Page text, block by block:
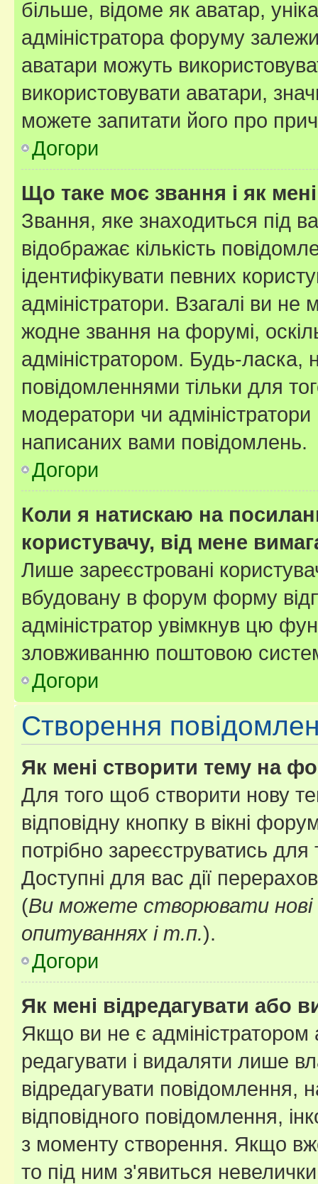
більше, відоме як аватар,
адміністратора форуму
аватари можуть
використовувати аватари,
можете запитати його про
Догори
Що таке моє звання і як
Звання, яке знаходиться під
відображає кількість
ідентифікувати певних
адміністратори. Взагалі ви
жодне звання на форумі,
адміністратором. Будь-
повідомленнями тільки для
модератори чи
написаних вами повідомлень.
Догори
Коли я натискаю на
користувачу, від мене
Лише зареєстровані
вбудовану в форум форму
адміністратор увімкнув цю
зловживанню поштовою
Догори
Створення
Як мені створити тему на
Для того щоб створити нову
відповідну кнопку в вікні
потрібно зареєструватись
Доступні для вас дії
(Ви можете створювати
опитуваннях і т.п.).
Догори
Як мені відредагувати або
Якщо ви не є
редагувати і видаляти лише
відредагувати повідомлення,
відповідного повідомлення,
з моменту створення. Якщо
то під ним з'явиться